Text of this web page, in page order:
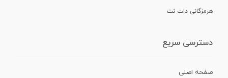
هرمزگانی دات نت
دسترسی سریع
صفحه اصلی